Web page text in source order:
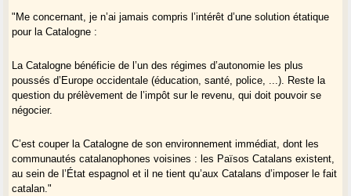
"Me concernant, je n’ai jamais compris l’intérêt d’une solution étatique
pour la Catalogne :
La Catalogne bénéficie de l’un des régimes d’autonomie les plus
poussés d’Europe occidentale (éducation, santé, police, ...). Reste la
question du prélèvement de l’impôt sur le revenu, qui doit pouvoir se
négocier.
C’est couper la Catalogne de son environnement immédiat, dont les
communautés catalanophones voisines : les Països Catalans existent,
au sein de l’État espagnol et il ne tient qu’aux Catalans d’imposer le fait
catalan."